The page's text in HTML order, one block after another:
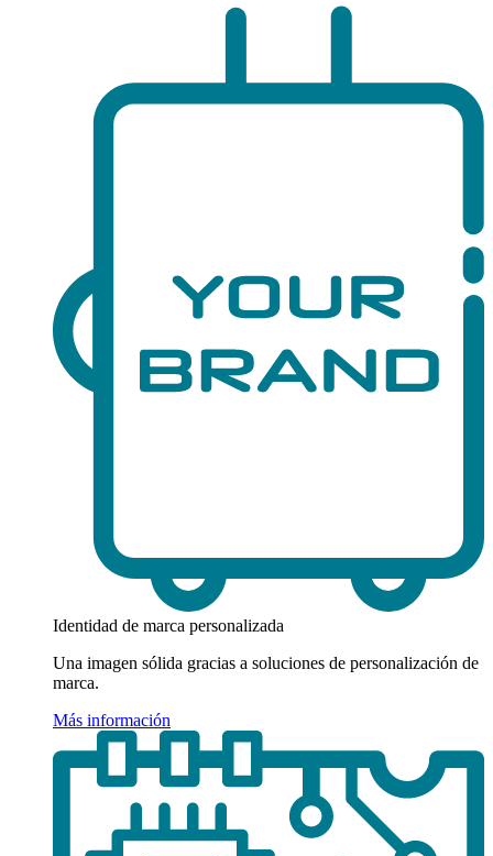
Identidad de marca personalizada
Una imagen sólida gracias a soluciones de personalización de
marca.
Más información